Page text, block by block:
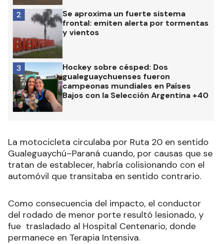
Se aproxima un fuerte sistema
frontal: emiten alerta por tormentas
y vientos
2
Hockey sobre césped: Dos
gualeguaychuenses fueron
campeonas mundiales en Países
Bajos con la Selección Argentina +40
3
La motocicleta circulaba por Ruta 20 en sentido
Gualeguaychú–Paraná cuando, por causas que se
tratan de establecer, habría colisionando con el
automóvil que transitaba en sentido contrario.
Como consecuencia del impacto, el conductor
del rodado de menor porte resultó lesionado, y
fue trasladado al Hospital Centenario, donde
permanece en Terapia Intensiva.